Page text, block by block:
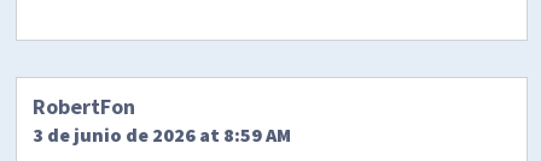
RobertFon
3 de junio de 2026 at 8:59 AM